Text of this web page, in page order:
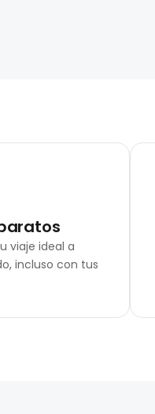
viaje ideal a
incluso con tus